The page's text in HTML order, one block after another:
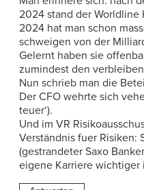
2024 stand der Worldline
2024 hat man schon
schweigen von der
Gelernt haben sie
zumindest den
Nun schrieb man die
Der CFO wehrte sich
teuer‘).
Und im VR
Verständnis fuer Risiken:
(gestrandeter Saxo
eigene Karriere wichtiger